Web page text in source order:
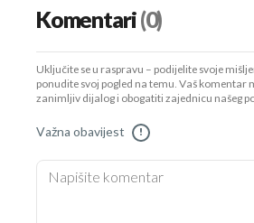
Komentari(0)
Uključite se u raspravu – podijelite svoje
ponudite svoj pogled na temu. Vaš komentar
zanimljiv dijalog i obogatiti zajednicu našeg
Važna obavijest !